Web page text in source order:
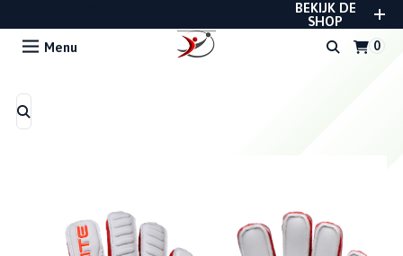
BEKIJK DE
SHOP
Menu